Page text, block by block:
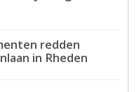
redden
in Rheden